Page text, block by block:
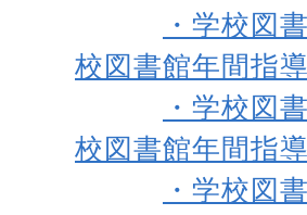
・学校図
校図書館年間指
・学校図
校図書館年間指
・学校図